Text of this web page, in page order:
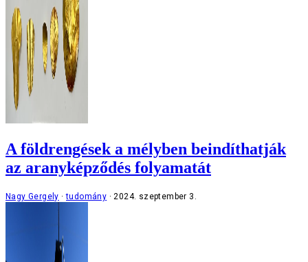
A földrengések a mélyben beindíthatják
az aranyképződés folyamatát
Nagy Gergely tudomány 2024. szeptember 3.